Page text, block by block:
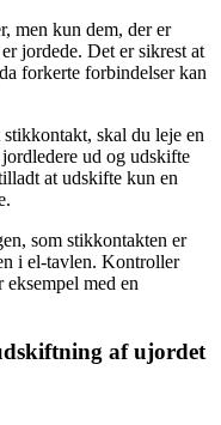
men kun dem, der er
jordede. Det er sikrest at
forkerte forbindelser kan
skal du leje en
ud og udskifte
at udskifte kun en
som stikkontakten er
i el-tavlen. Kontroller
med en
af ujordet